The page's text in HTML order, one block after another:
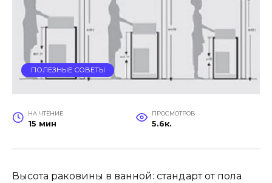
ПОЛЕЗНЫЕ СОВЕТЫ
НА ЧТЕНИЕ
15 мин
ПРОСМОТРОВ
5.6к.
Высота раковины в ванной: стандарт от пола